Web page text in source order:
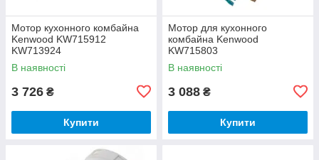
Мотор кухонного комбайна
Kenwood KW715912
KW713924
В наявності
3 726 ₴
Купити
Мотор для кухонного
комбайна Kenwood
KW715803
В наявності
3 088 ₴
Купити